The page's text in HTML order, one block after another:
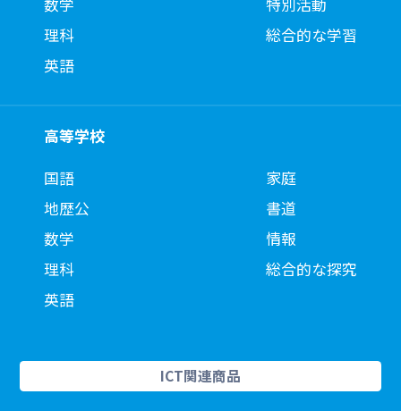
数学
理科
英語
特別活動
総合的な学習
高等学校
国語
地歴公
数学
理科
英語
家庭
書道
情報
総合的な探究
ICT関連商品